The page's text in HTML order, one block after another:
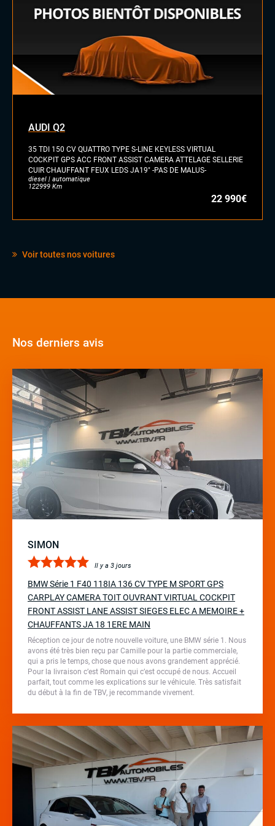
AUDI Q2
35 TDI 150 CV QUATTRO TYPE S-LINE KEYLESS VIRTUAL
COCKPIT GPS ACC FRONT ASSIST CAMERA ATTELAGE SELLERIE
CUIR CHAUFFANT FEUX LEDS JA19" -PAS DE MALUS-
diesel | automatique
122999 Km
22 990€
Voir toutes nos voitures
Nos derniers avis
SIMON
Il y a 3 jours
BMW Série 1 F40 118IA 136 CV TYPE M SPORT GPS
CARPLAY CAMERA TOIT OUVRANT VIRTUAL COCKPIT
FRONT ASSIST LANE ASSIST SIEGES ELEC A MEMOIRE +
CHAUFFANTS JA 18 1ERE MAIN
Réception ce jour de notre nouvelle voiture, une BMW série 1. Nous
avons été très bien reçu par Camille pour la partie commerciale,
qui a pris le temps, chose que nous avons grandement apprécié.
Pour la livraison c’est Romain qui c’est occupé de nous. Accueil
parfait, tout comme les explications sur le véhicule. Très satisfait
du début à la fin de TBV, je recommande vivement.